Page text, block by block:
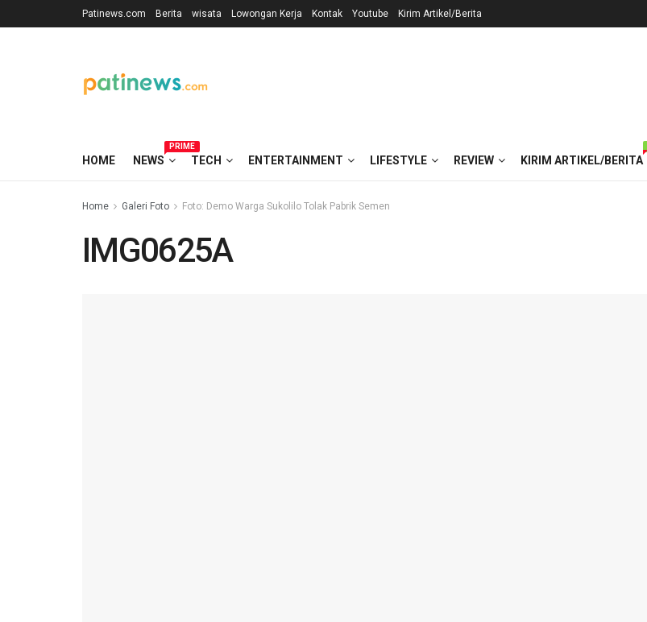
Patinews.com Berita wisata Lowongan Kerja Kontak Youtube Kirim Artikel/Berita
HOME NEWS
PRIME
TECH ENTERTAINMENT LIFESTYLE REVIEW KIRIM ARTIKEL/BERITA
Home Galeri Foto Foto: Demo Warga Sukolilo Tolak Pabrik Semen
IMG0625A